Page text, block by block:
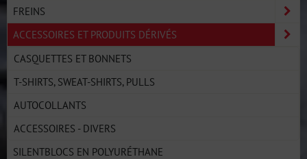
FREINS
ACCESSOIRES ET PRODUITS DÉRIVÉS
CASQUETTES ET BONNETS
T-SHIRTS, SWEAT-SHIRTS, PULLS
AUTOCOLLANTS
ACCESSOIRES - DIVERS
SILENTBLOCS EN POLYURÉTHANE